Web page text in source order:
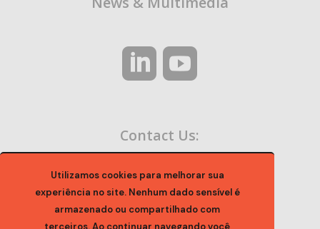
Utilizamos cookies para melhorar sua
experiência no site. Nenhum dado sensível é
armazenado ou compartilhado com
Contact Us:
contato@ocaa.org.br